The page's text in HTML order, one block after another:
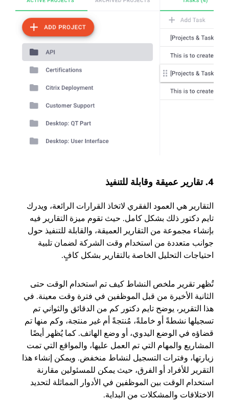
4. تقارير عميقة وقابلة للتنفيذ
التقارير هي العمود الفقري لاتخاذ القرارات الرائعة، ويدرك
تايم دكتور ذلك بشكل كامل. حيث تقوم ميزة التقارير فيه
بإنشاء مجموعة من التقارير العميقة، والقابلة للتنفيذ حول
جوانب متعددة من استخدام وقت الشركة لضمان تلبية
احتياجات التحليل الخاصة بالتقارير بشكل كافٍ.
تُظهر تقرير ملخص النشاط كيف تم استخدام الوقت حتى
الثانية الأخيرة من قبل الموظفين في فترة وقت معينة. في
هذا التقرير، يوضح تايم دكتور كم من الدقائق والثواني تم
تسجيلها نشطةً أو خاملةً، مُنتجةً أم غير منتجة، وكم منها تم
قضاؤه في الوضع اليدوي، أو وضع الهاتف. كما يُظهر أيضًا
المشاريع والمهام التي تم العمل عليها، والمواقع التي تمت
زيارتها، وفترات التسجيل لنشاط منخفض. ويمكن إنشاء هذا
التقرير للأفراد أو الفرق، حيث يمكن للمسئولين مقارنة
استخدام الوقت بين الموظفين في الأدوار المماثلة لتحديد
الاختلافات والمشكلات من البداية.